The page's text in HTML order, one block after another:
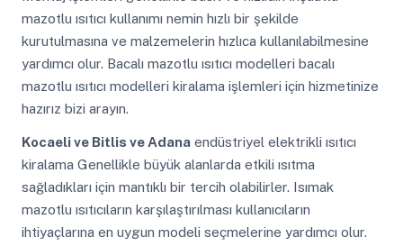
mazotlu ısıtıcı kullanımı nemin hızlı bir şekilde
kurutulmasına ve malzemelerin hızlıca kullanılabilmesine
yardımcı olur. Bacalı mazotlu ısıtıcı modelleri bacalı
mazotlu ısıtıcı modelleri kiralama işlemleri için hizmetinize
hazırız bizi arayın.
Kocaeli ve Bitlis ve Adanaendüstriyel elektrikli ısıtıcı
kiralama Genellikle büyük alanlarda etkili ısıtma
sağladıkları için mantıklı bir tercih olabilirler. Isımak
mazotlu ısıtıcıların karşılaştırılması kullanıcıların
ihtiyaçlarına en uygun modeli seçmelerine yardımcı olur.